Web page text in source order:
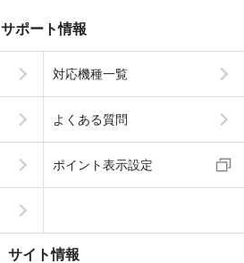
サポート情報
対応機種一覧
よくある質問
ポイント表示設定
サイト情報